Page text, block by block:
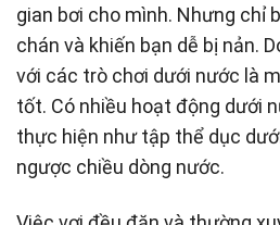
gian bơi cho mình. Nhưng chỉ
chán và khiến bạn dễ bị nản.
với các trò chơi dưới nước là
tốt. Có nhiều hoạt động dưới
thực hiện như tập thể dục
ngược chiều dòng nước.